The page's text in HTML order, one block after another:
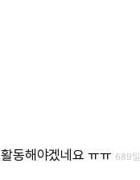
활동해야겠네요 ㅠㅠ 689